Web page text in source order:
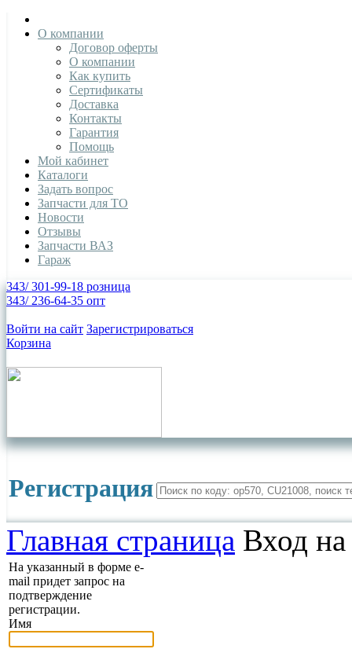
О компании
Договор оферты
О компании
Как купить
Сертификаты
Доставка
Контакты
Гарантия
Помощь
Мой кабинет
Каталоги
Задать вопрос
Запчасти для ТО
Новости
Отзывы
Запчасти ВАЗ
Гараж
343/ 301-99-18 розница
343/ 236-64-35 опт
Войти на сайт Зарегистрироваться
Корзина
Регистрация
Главная страница Вход на
На указанный в форме e-
mail придет запрос на
подтверждение
регистрации.
Имя